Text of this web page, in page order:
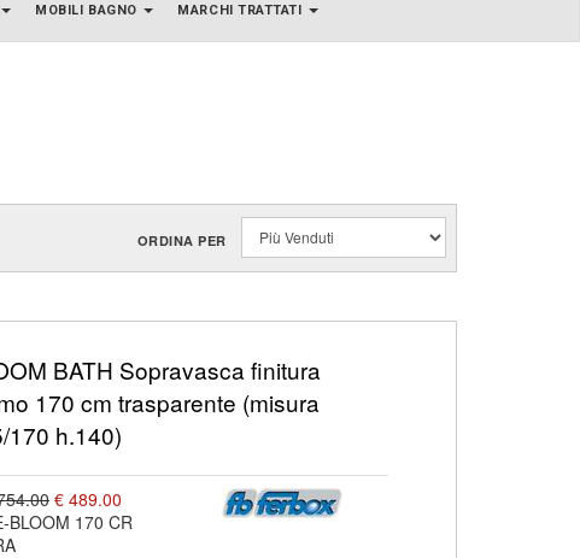
MOBILI BAGNO MARCHI TRATTATI
ORDINA PER
BATH Sopravasca finitura
170 cm trasparente (misura
170 h.140)
€ 489.00
BLOOM 170 CR